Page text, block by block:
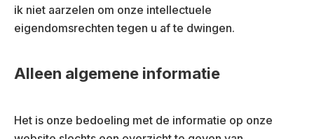
ik niet aarzelen om onze intellectuele
eigendomsrechten tegen u af te dwingen.
Alleen algemene informatie
Het is onze bedoeling met de informatie op onze